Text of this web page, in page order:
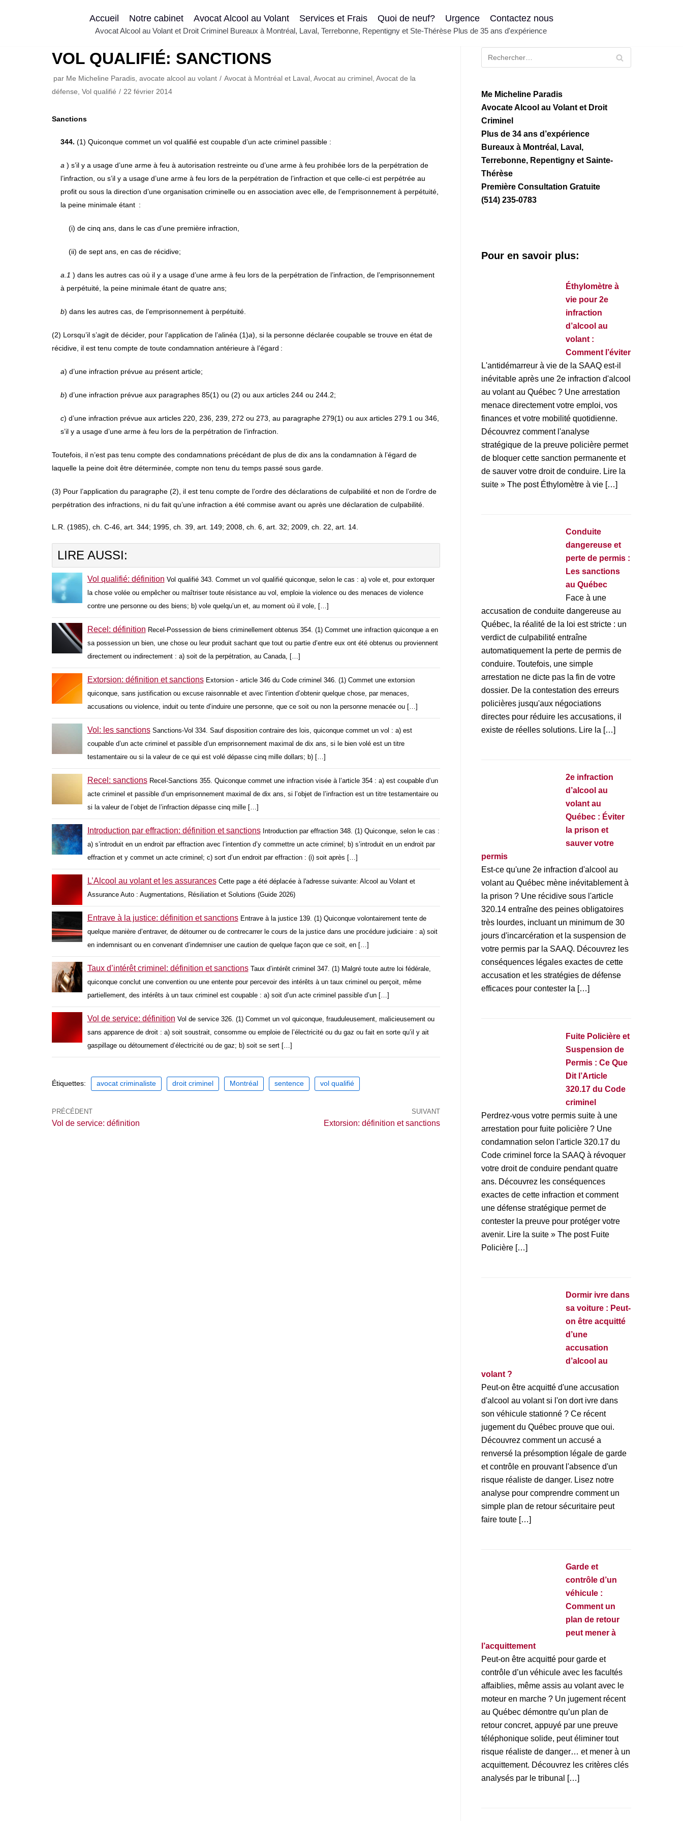
Avocat Alcool au Volant et Droit Criminel Bureaux à Montréal, Laval, Terrebonne, Repentigny et Ste-Thérèse Plus de 35 ans d'expérience
Accueil Notre cabinet Avocat Alcool au Volant Services et Frais Quoi de neuf? Urgence Contactez nous
VOL QUALIFIÉ: SANCTIONS
par Me Micheline Paradis, avocate alcool au volant Avocat à Montréal et Laval , Avocat au criminel , Avocat de la
défense, Vol qualifié 22 février 2014
Sanctions
344. (1) Quiconque commet un vol qualifié est coupable d’un acte criminel passible :
a ) s’il y a usage d’une arme à feu à autorisation restreinte ou d’une arme à feu prohibée lors de la perpétration de
l’infraction, ou s’il y a usage d’une arme à feu lors de la perpétration de l’infraction et que celle-ci est perpétrée au
profit ou sous la direction d’une organisation criminelle ou en association avec elle, de l’emprisonnement à perpétuité,
la peine minimale étant :
(i) de cinq ans, dans le cas d’une première infraction,
(ii) de sept ans, en cas de récidive;
a.1 ) dans les autres cas où il y a usage d’une arme à feu lors de la perpétration de l’infraction, de l’emprisonnement
à perpétuité, la peine minimale étant de quatre ans;
b) dans les autres cas, de l’emprisonnement à perpétuité.
(2) Lorsqu’il s’agit de décider, pour l’application de l’alinéa (1)a), si la personne déclarée coupable se trouve en état de
récidive, il est tenu compte de toute condamnation antérieure à l’égard :
a) d’une infraction prévue au présent article;
b) d’une infraction prévue aux paragraphes 85(1) ou (2) ou aux articles 244 ou 244.2;
c) d’une infraction prévue aux articles 220, 236, 239, 272 ou 273, au paragraphe 279(1) ou aux articles 279.1 ou 346,
s’il y a usage d’une arme à feu lors de la perpétration de l’infraction.
Toutefois, il n’est pas tenu compte des condamnations précédant de plus de dix ans la condamnation à l’égard de
laquelle la peine doit être déterminée, compte non tenu du temps passé sous garde.
(3) Pour l’application du paragraphe (2), il est tenu compte de l’ordre des déclarations de culpabilité et non de l’ordre de
perpétration des infractions, ni du fait qu’une infraction a été commise avant ou après une déclaration de culpabilité.
L.R. (1985), ch. C-46, art. 344; 1995, ch. 39, art. 149; 2008, ch. 6, art. 32; 2009, ch. 22, art. 14.
LIRE AUSSI:
Vol qualifié: définition Vol qualifié 343. Commet un vol qualifié quiconque, selon le cas : a) vole et, pour extorquer
la chose volée ou empêcher ou maîtriser toute résistance au vol, emploie la violence ou des menaces de violence
contre une personne ou des biens; b) vole quelqu’un et, au moment où il vole, […]
Recel: définition Recel-Possession de biens criminellement obtenus 354. (1) Commet une infraction quiconque a en
sa possession un bien, une chose ou leur produit sachant que tout ou partie d’entre eux ont été obtenus ou proviennent
directement ou indirectement : a) soit de la perpétration, au Canada, […]
Extorsion: définition et sanctions Extorsion - article 346 du Code criminel 346. (1) Commet une extorsion
quiconque, sans justification ou excuse raisonnable et avec l’intention d’obtenir quelque chose, par menaces,
accusations ou violence, induit ou tente d’induire une personne, que ce soit ou non la personne menacée ou […]
Vol: les sanctions Sanctions-Vol 334. Sauf disposition contraire des lois, quiconque commet un vol : a) est
coupable d’un acte criminel et passible d’un emprisonnement maximal de dix ans, si le bien volé est un titre
testamentaire ou si la valeur de ce qui est volé dépasse cinq mille dollars; b) […]
Recel: sanctions Recel-Sanctions 355. Quiconque commet une infraction visée à l’article 354 : a) est coupable d’un
acte criminel et passible d’un emprisonnement maximal de dix ans, si l’objet de l’infraction est un titre testamentaire ou
si la valeur de l’objet de l’infraction dépasse cinq mille […]
Introduction par effraction: définition et sanctions Introduction par effraction 348. (1) Quiconque, selon le cas :
a) s’introduit en un endroit par effraction avec l’intention d’y commettre un acte criminel; b) s’introduit en un endroit par
effraction et y commet un acte criminel; c) sort d’un endroit par effraction : (i) soit après […]
L’Alcool au volant et les assurances Cette page a été déplacée à l'adresse suivante: Alcool au Volant et
Assurance Auto : Augmentations, Résiliation et Solutions (Guide 2026)
Entrave à la justice: définition et sanctions Entrave à la justice 139. (1) Quiconque volontairement tente de
quelque manière d’entraver, de détourner ou de contrecarrer le cours de la justice dans une procédure judiciaire : a) soit
en indemnisant ou en convenant d’indemniser une caution de quelque façon que ce soit, en […]
Taux d’intérêt criminel: définition et sanctions Taux d’intérêt criminel 347. (1) Malgré toute autre loi fédérale,
quiconque conclut une convention ou une entente pour percevoir des intérêts à un taux criminel ou perçoit, même
partiellement, des intérêts à un taux criminel est coupable : a) soit d’un acte criminel passible d’un […]
Vol de service: définition Vol de service 326. (1) Commet un vol quiconque, frauduleusement, malicieusement ou
sans apparence de droit : a) soit soustrait, consomme ou emploie de l’électricité ou du gaz ou fait en sorte qu’il y ait
gaspillage ou détournement d’électricité ou de gaz; b) soit se sert […]
Étiquettes: avocat criminaliste droit criminel Montréal sentence vol qualifié
PRÉCÉDENT
Vol de service: définition
SUIVANT
Extorsion: définition et sanctions
Recherche
Me Micheline Paradis
Avocate Alcool au Volant et Droit
Criminel
Plus de 34 ans d’expérience
Bureaux à Montréal, Laval,
Terrebonne, Repentigny et Sainte-
Thérèse
Première Consultation Gratuite
(514) 235-0783
Pour en savoir plus:
Éthylomètre à
vie pour 2e
infraction
d’alcool au
volant :
Comment l’éviter
L'antidémarreur à vie de la SAAQ est-il
inévitable après une 2e infraction d'alcool
au volant au Québec ? Une arrestation
menace directement votre emploi, vos
finances et votre mobilité quotidienne.
Découvrez comment l'analyse
stratégique de la preuve policière permet
de bloquer cette sanction permanente et
de sauver votre droit de conduire. Lire la
suite » The post Éthylomètre à vie […]
Conduite
dangereuse et
perte de permis :
Les sanctions
au Québec
Face à une
accusation de conduite dangereuse au
Québec, la réalité de la loi est stricte : un
verdict de culpabilité entraîne
automatiquement la perte de permis de
conduire. Toutefois, une simple
arrestation ne dicte pas la fin de votre
dossier. De la contestation des erreurs
policières jusqu'aux négociations
directes pour réduire les accusations, il
existe de réelles solutions. Lire la […]
2e infraction
d’alcool au
volant au
Québec : Éviter
la prison et
sauver votre
permis
Est-ce qu'une 2e infraction d'alcool au
volant au Québec mène inévitablement à
la prison ? Une récidive sous l'article
320.14 entraîne des peines obligatoires
très lourdes, incluant un minimum de 30
jours d'incarcération et la suspension de
votre permis par la SAAQ. Découvrez les
conséquences légales exactes de cette
accusation et les stratégies de défense
efficaces pour contester la […]
Fuite Policière et
Suspension de
Permis : Ce Que
Dit l’Article
320.17 du Code
criminel
Perdrez-vous votre permis suite à une
arrestation pour fuite policière ? Une
condamnation selon l'article 320.17 du
Code criminel force la SAAQ à révoquer
votre droit de conduire pendant quatre
ans. Découvrez les conséquences
exactes de cette infraction et comment
une défense stratégique permet de
contester la preuve pour protéger votre
avenir. Lire la suite » The post Fuite
Policière […]
Dormir ivre dans
sa voiture : Peut-
on être acquitté
d’une
accusation
d’alcool au
volant ?
Peut-on être acquitté d'une accusation
d'alcool au volant si l'on dort ivre dans
son véhicule stationné ? Ce récent
jugement du Québec prouve que oui.
Découvrez comment un accusé a
renversé la présomption légale de garde
et contrôle en prouvant l'absence d'un
risque réaliste de danger. Lisez notre
analyse pour comprendre comment un
simple plan de retour sécuritaire peut
faire toute […]
Garde et
contrôle d’un
véhicule :
Comment un
plan de retour
peut mener à
l’acquittement
Peut-on être acquitté pour garde et
contrôle d’un véhicule avec les facultés
affaiblies, même assis au volant avec le
moteur en marche ? Un jugement récent
au Québec démontre qu’un plan de
retour concret, appuyé par une preuve
téléphonique solide, peut éliminer tout
risque réaliste de danger… et mener à un
acquittement. Découvrez les critères clés
analysés par le tribunal […]